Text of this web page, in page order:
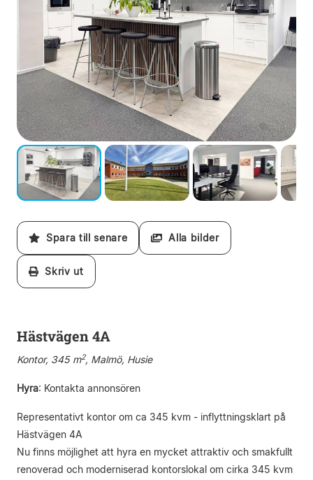
Spara till senare Alla bilder
Skriv ut
Hästvägen 4A
Kontor, 345 m2, Malmö, Husie
Hyra: Kontakta annonsören
Representativt kontor om ca 345 kvm - inflyttningsklart på
Hästvägen 4A
Nu finns möjlighet att hyra en mycket attraktiv och smakfullt
renoverad och moderniserad kontorslokal om cirka 345 kvm